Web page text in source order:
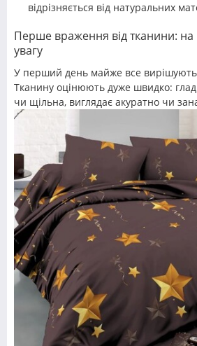
відрізняється від натуральних
Перше враження від тканини:
увагу
У перший день майже все вирішують
Тканину оцінюють дуже швидко:
чи щільна, виглядає акуратно чи